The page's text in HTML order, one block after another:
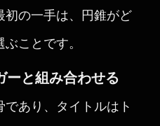
初の一手は、円錐がど
ことです。
ーと組み合わせる
あり、タイトルはト